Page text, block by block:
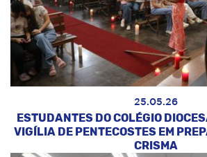
25.05.26
ESTUDANTES DO COLÉGIO
VIGÍLIA DE PENTECOSTES EM
CRISMA